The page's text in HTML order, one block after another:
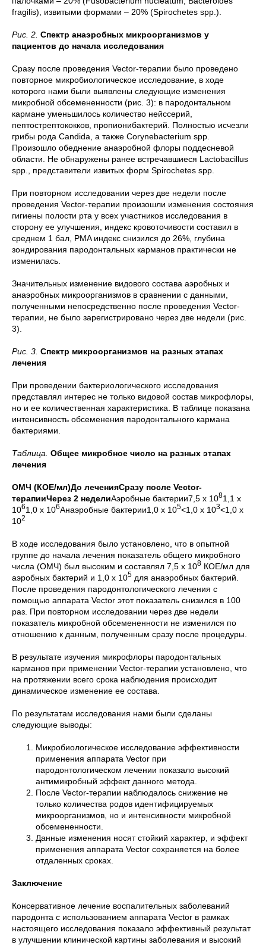
fragilis), извитыми формами – 20% (Spirochetes spp.).
Рис. 2. Спектр анаэробных микроорганизмов у
пациентов до начала исследования
Сразу после проведения Vector-терапии было проведено
повторное микробиологическое исследование, в ходе
которого нами были выявлены следующие изменения
микробной обсемененности (рис. 3): в пародонтальном
кармане уменьшилось количество нейссерий,
пептострептококков, пропионибактерий. Полностью исчезли
грибы рода Candida, а также Corynebacterium spp.
Произошло обеднение анаэробной флоры поддесневой
области. Не обнаружены ранее встречавшиеся Lactobacillus
spp., представители извитых форм Spirochetes spp.
При повторном исследовании через две недели после
проведения Vector-терапии произошли изменения состояния
гигиены полости рта у всех участников исследования в
сторону ее улучшения, индекс кровоточивости составил в
среднем 1 бал, PMA индекс снизился до 26%, глубина
зондирования пародонтальных карманов практически не
изменилась.
Значительных изменение видового состава аэробных и
анаэробных микроорганизмов в сравнении с данными,
полученными непосредственно после проведения Vector-
терапии, не было зарегистрировано через две недели (рис.
3).
Рис. 3. Спектр микроорганизмов на разных этапах
лечения
При проведении бактериологического исследования
представлял интерес не только видовой состав микрофлоры,
но и ее количественная характеристика. В таблице показана
интенсивность обсеменения пародонтального кармана
бактериями.
Таблица. Общее микробное число на разных этапах
лечения
ОМЧ (КОЕ/мл)До леченияСразу после Vector-
терапииЧерез 2 неделиАэробные бактерии7,5 х 1081,1 х
1061,0 х 106Анаэробные бактерии1,0 х 105<1,0 х 103<1,0 x
102
В ходе исследования было установлено, что в опытной
группе до начала лечения показатель общего микробного
числа (ОМЧ) был высоким и составлял 7,5 х 108 КОЕ/мл для
аэробных бактерий и 1,0 х 105 для анаэробных бактерий.
После проведения пародонтологического лечения с
помощью аппарата Vector этот показатель снизился в 100
раз. При повторном исследовании через две недели
показатель микробной обсемененности не изменился по
отношению к данным, полученным сразу после процедуры.
В результате изучения микрофлоры пародонтальных
карманов при применении Vector-терапии установлено, что
на протяжении всего срока наблюдения происходит
динамическое изменение ее состава.
По результатам исследования нами были сделаны
следующие выводы:
Микробиологическое исследование эффективности
применения аппарата Vector при
пародонтологическом лечении показало высокий
антимикробный эффект данного метода.
После Vector-терапии наблюдалось снижение не
только количества родов идентифицируемых
микроорганизмов, но и интенсивности микробной
обсемененности.
Данные изменения носят стойкий характер, и эффект
применения аппарата Vector сохраняется на более
отдаленных сроках.
Заключение
Консервативное лечение воспалительных заболеваний
пародонта с использованием аппарата Vector в рамках
настоящего исследования показало эффективный результат
в улучшении клинической картины заболевания и высокий